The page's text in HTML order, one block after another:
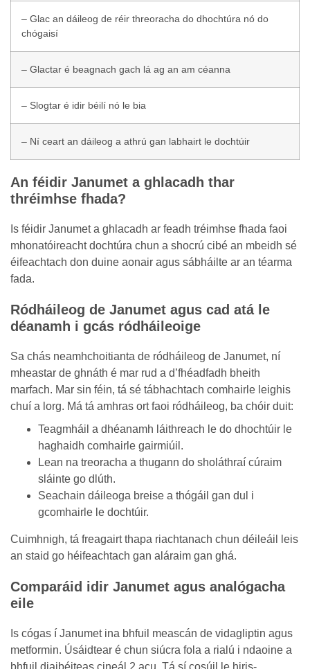
– Glac an dáileog de réir threoracha do dhochtúra nó do
chógaisí
– Glactar é beagnach gach lá ag an am céanna
– Slogtar é idir béilí nó le bia
– Ní ceart an dáileog a athrú gan labhairt le dochtúir
An féidir Janumet a ghlacadh thar
thréimhse fhada?
Is féidir Janumet a ghlacadh ar feadh tréimhse fhada faoi
mhonatóireacht dochtúra chun a shocrú cibé an mbeidh sé
éifeachtach don duine aonair agus sábháilte ar an téarma
fada.
Ródháileog de Janumet agus cad atá le
déanamh i gcás ródháileoige
Sa chás neamhchoitianta de ródháileog de Janumet, ní
mheastar de ghnáth é mar rud a d’fhéadfadh bheith
marfach. Mar sin féin, tá sé tábhachtach comhairle leighis
chuí a lorg. Má tá amhras ort faoi ródháileog, ba chóir duit:
Teagmháil a dhéanamh láithreach le do dhochtúir le
haghaidh comhairle gairmiúil.
Lean na treoracha a thugann do sholáthraí cúraim
sláinte go dlúth.
Seachain dáileoga breise a thógáil gan dul i
gcomhairle le dochtúir.
Cuimhnigh, tá freagairt thapa riachtanach chun déileáil leis
an staid go héifeachtach gan aláraim gan ghá.
Comparáid idir Janumet agus analógacha
eile
Is cógas í Janumet ina bhfuil meascán de vidagliptin agus
metformin. Úsáidtear é chun siúcra fola a rialú i ndaoine a
bhfuil diaibéiteas cineál 2 acu. Tá sí cosúil le hiris-